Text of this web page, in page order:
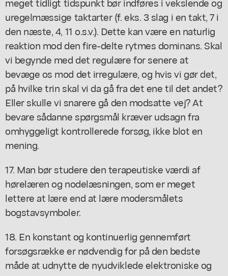
uregelmæssige taktarter (f. eks. 3 slag i en takt, 7 i
den næste, 4, 11 o.s.v.). Dette kan være en naturlig
reaktion mod den fire-delte rytmes dominans. Skal
vi begynde med det regulære for senere at
bevæge os mod det irregulære, og hvis vi gør det,
på hvilke trin skal vi da gå fra det ene til det andet?
Eller skulle vi snarere gå den modsatte vej? At
bevare sådanne spørgsmål kræver udsagn fra
omhyggeligt kontrollerede forsøg, ikke blot en
mening.
17. Man bør studere den terapeutiske værdi af
hørelæren og nodelæsningen, som er meget
lettere at lære end at lære modersmålets
bogstavsymboler.
18. En konstant og kontinuerlig gennemført
forsøgsrække er nødvendig for på den bedste
måde at udnytte de nyudviklede elektroniske og